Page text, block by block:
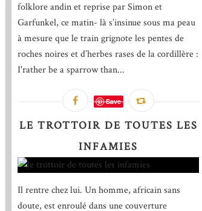
folklore andin et reprise par Simon et
Garfunkel, ce matin- là s’insinue sous ma peau
à mesure que le train grignote les pentes de
roches noires et d’herbes rases de la cordillère :
I'rather be a sparrow than...
Save
LE TROTTOIR DE TOUTES LES
INFAMIES
Il rentre chez lui. Un homme, africain sans
doute, est enroulé dans une couverture